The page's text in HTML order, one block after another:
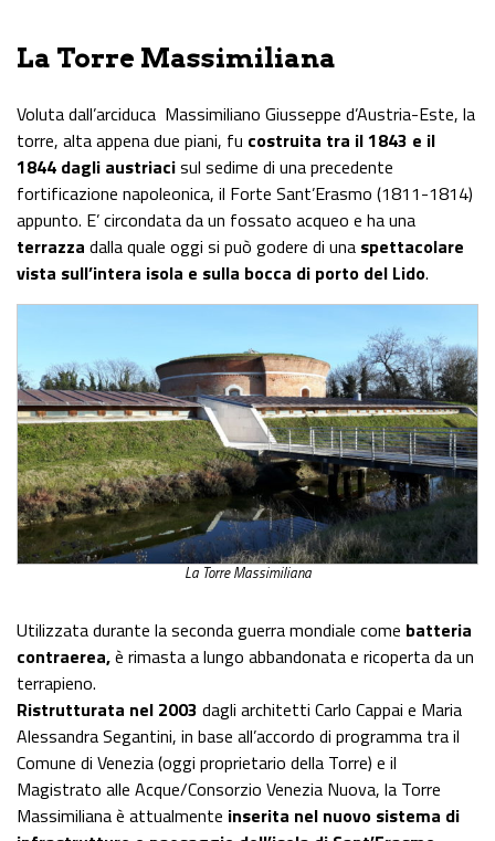
La Torre Massimiliana
Voluta dall’arciduca Massimiliano Giusseppe d’Austria-Este, la
torre, alta appena due piani, fu costruita tra il 1843 e il
1844 dagli austriacisul sedime di una precedente
fortificazione napoleonica, il Forte Sant’Erasmo (1811-1814)
appunto. E’ circondata da un fossato acqueo e ha una
terrazza dalla quale oggi si può godere di una spettacolare
vista sull’intera isola e sulla bocca di porto del Lido.
La Torre Massimiliana
Utilizzata durante la seconda guerra mondiale come batteria
contraerea,è rimasta a lungo abbandonata e ricoperta da un
terrapieno.
Ristrutturata nel 2003 dagli architetti Carlo Cappai e Maria
Alessandra Segantini, in base all’accordo di programma tra il
Comune di Venezia (oggi proprietario della Torre) e il
Magistrato alle Acque/Consorzio Venezia Nuova, la Torre
Massimiliana è attualmente inserita nel nuovo sistema di